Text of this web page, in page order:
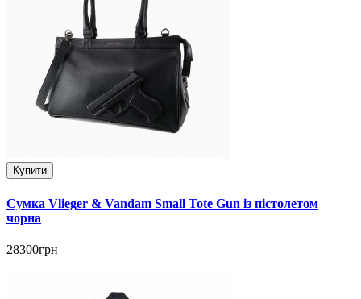
Купити
Сумка Vlieger & Vandam Small Tote Gun із пістолетом
чорна
28300грн